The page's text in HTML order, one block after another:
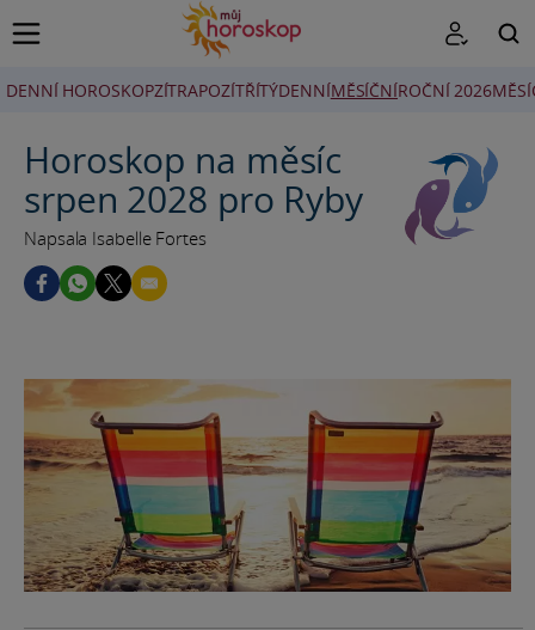
DENNÍ HOROSKOPZÍTRAPOZÍTŘÍTÝDENNÍMĚSÍČNÍROČNÍ 2026
Horoskop na měsíc
srpen 2028 pro Ryby
Napsala Isabelle Fortes